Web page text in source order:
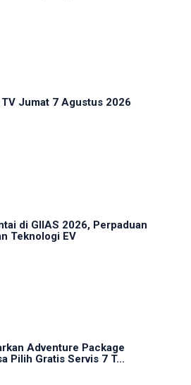
Jumat 7 Agustus 2026
di GIIAS 2026, Perpaduan
Teknologi EV
Adventure Package
Pilih Gratis Servis 7 T...